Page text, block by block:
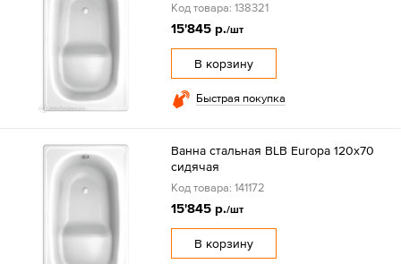
Код товара: 138321
15'845 р./шт
В корзину
Быстрая покупка
Ванна стальная BLB Europa 120х70
сидячая
Код товара: 141172
15'845 р./шт
В корзину